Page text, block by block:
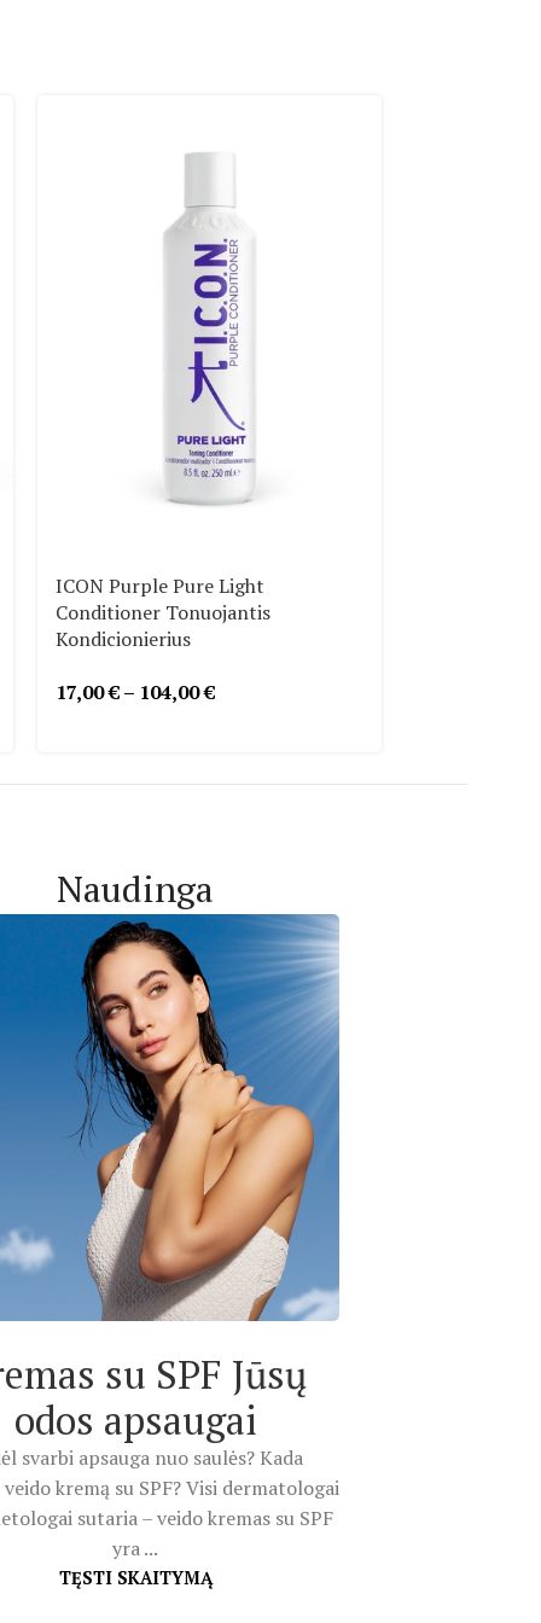
ICON Purple Pure Light
Conditioner Tonuojantis
Kondicionierius
17,00€ – 104,00€
Naudinga
su SPF Jūsų
odos apsaugai
svarbi apsauga nuo saulės? Kada
kremą su SPF? Visi dermatologai
sutaria – veido kremas su SPF
yra ...
TĘSTI SKAITYMĄ